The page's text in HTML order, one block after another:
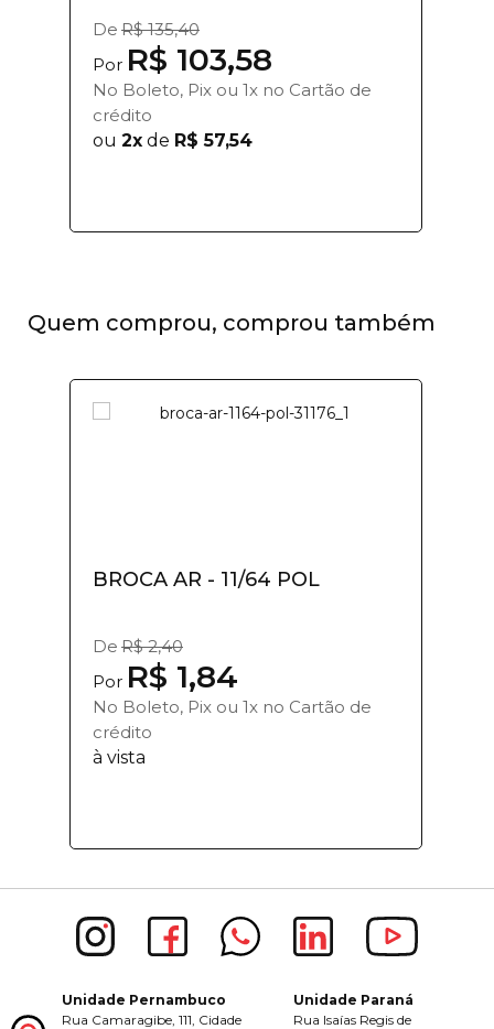
De R$ 135,40
Por R$ 103,58
No Boleto, Pix ou 1x no Cartão de
crédito
ou 2x de R$ 57,54
Quem comprou, comprou também
BROCA AR - 11/64 POL
De R$ 2,40
Por R$ 1,84
No Boleto, Pix ou 1x no Cartão de
crédito
à vista
Unidade Pernambuco
Rua Camaragibe, 111, Cidade
Unidade Paraná
Rua Isaías Regis de